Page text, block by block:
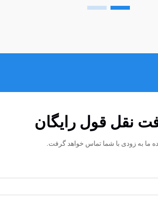
نقل قول رایگان
ما به زودی با شما تماس خواهد گرفت.